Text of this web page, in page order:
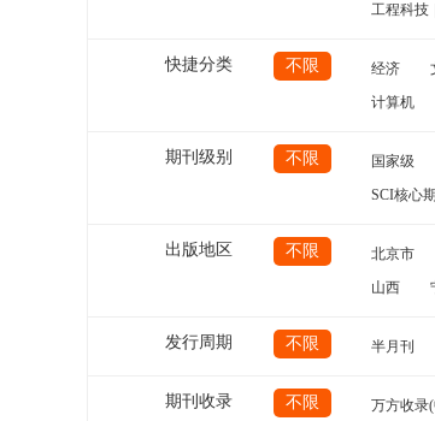
工程科技｜
快捷分类 不限 经济
计算机
期刊级别 不限 国家级
SCI核心
出版地区 不限 北京市
山西
发行周期 不限 半月刊
期刊收录 不限 万方收录